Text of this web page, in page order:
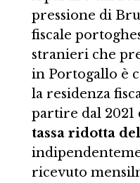
pressione di
fiscale
stranieri che
in Portogallo è
la residenza
partire dal 2021
tassa ridotta del
ricevuto